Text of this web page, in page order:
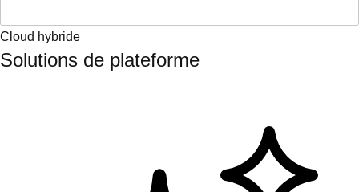
Cloud hybride
Solutions de plateforme